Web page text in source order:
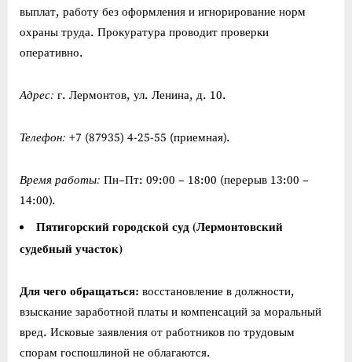
выплат, работу без оформления и игнорирование норм
охраны труда. Прокуратура проводит проверки
оперативно.
Адрес: г. Лермонтов, ул. Ленина, д. 10.
Телефон: +7 (87935) 4-25-55 (приемная).
Время работы: Пн–Пт: 09:00 – 18:00 (перерыв 13:00 –
14:00).
Пятигорский городской суд (Лермонтовский
судебный участок)
Для чего обращаться: восстановление в должности,
взыскание заработной платы и компенсаций за моральный
вред. Исковые заявления от работников по трудовым
спорам госпошлиной не облагаются.